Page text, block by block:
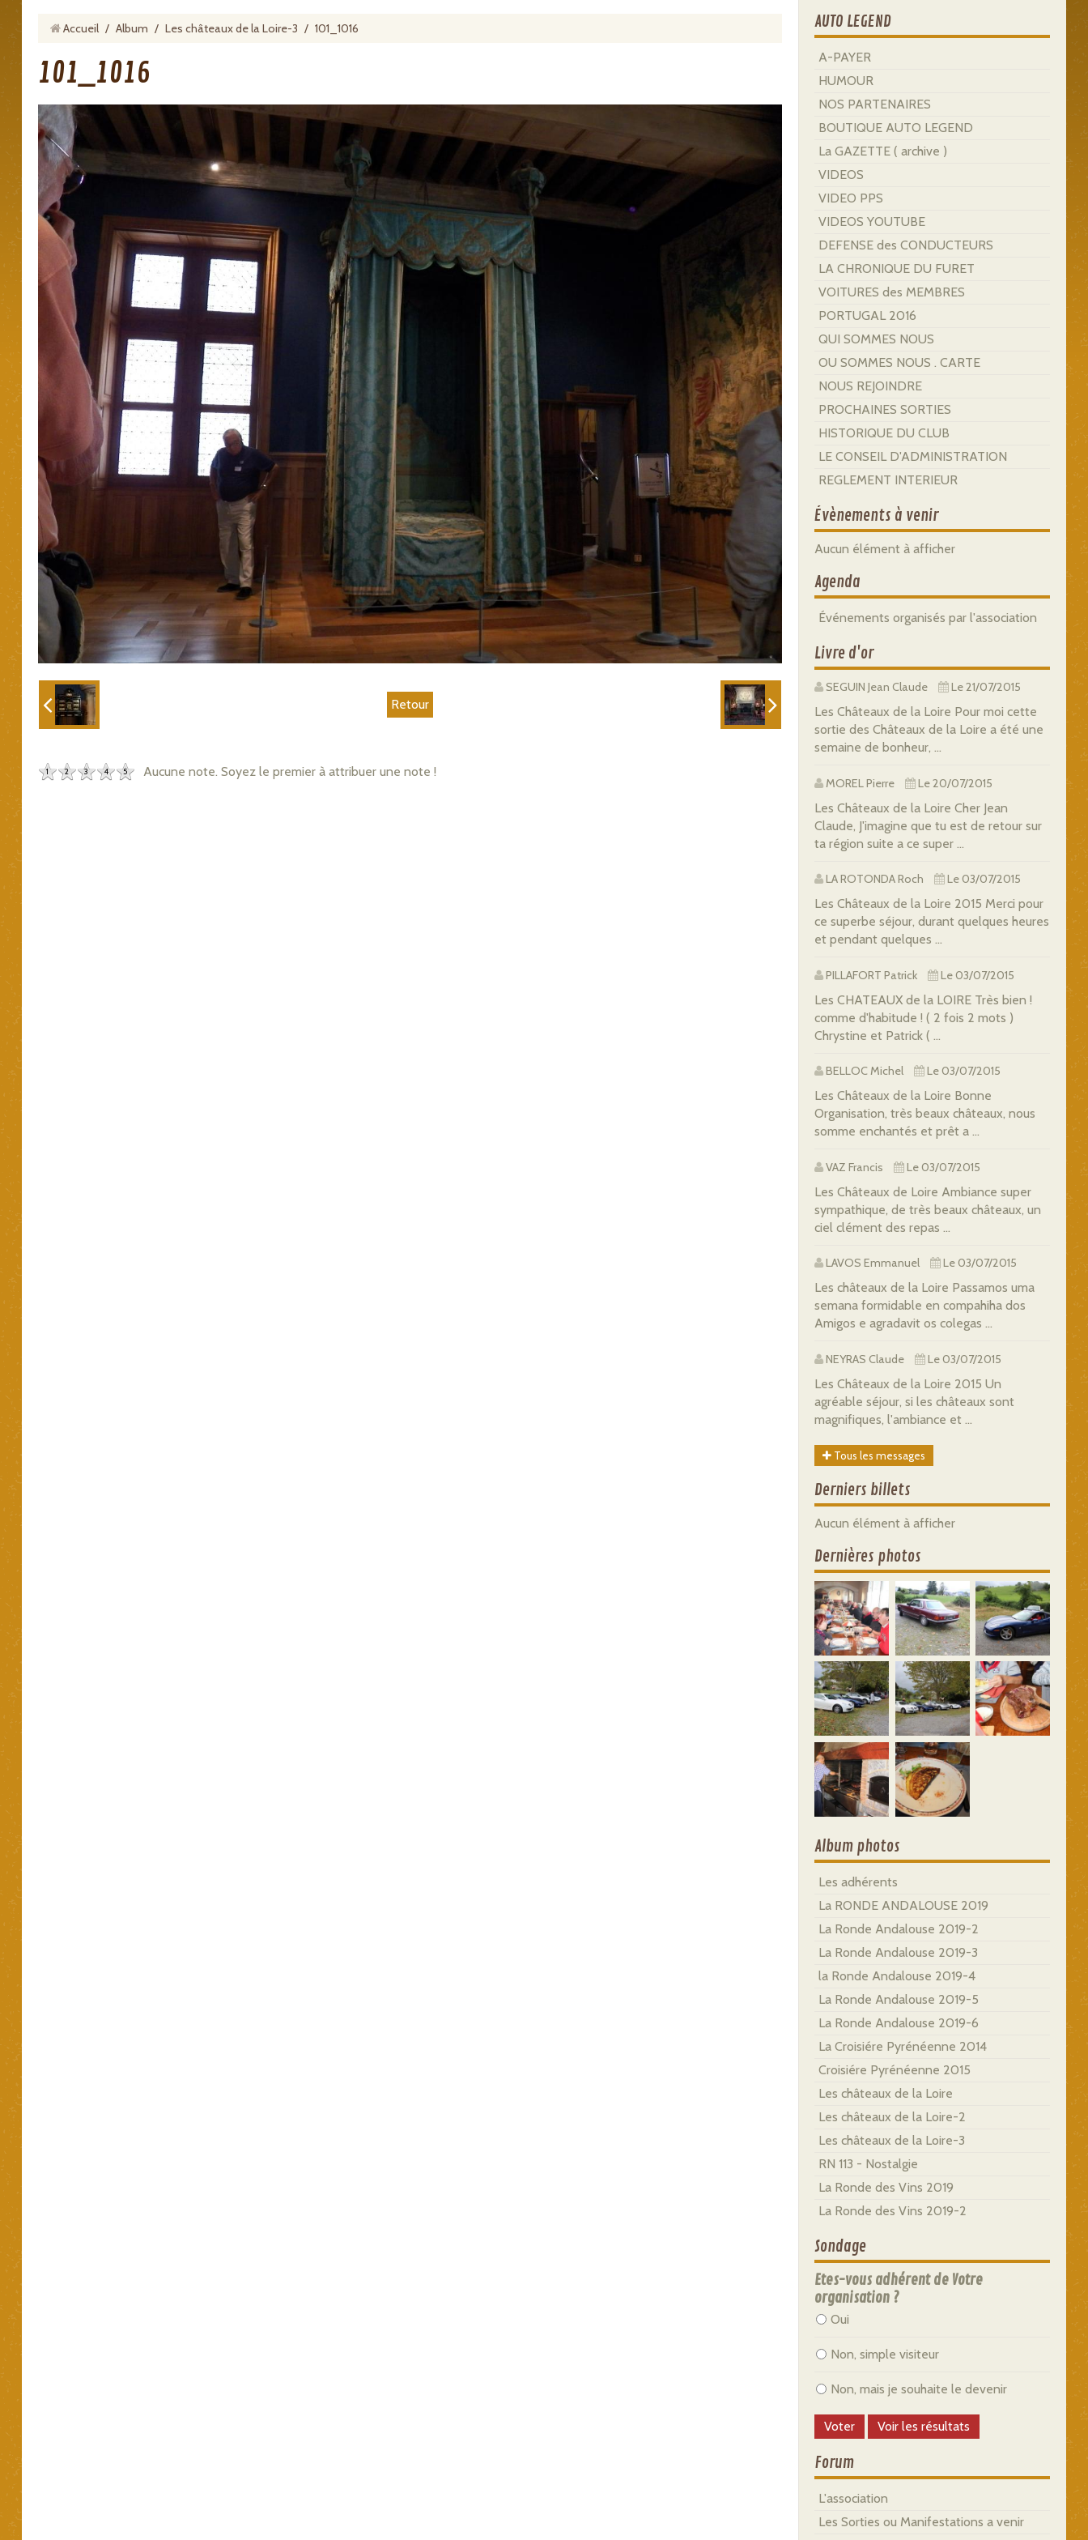
Accueil / Album / Les châteaux de la Loire-3 / 101_1016
101_1016
Retour
1 2 3 4 5 Aucune note. Soyez le premier à attribuer une note !
AUTO LEGEND
A-PAYER
HUMOUR
NOS PARTENAIRES
BOUTIQUE AUTO LEGEND
La GAZETTE ( archive )
VIDEOS
VIDEO PPS
VIDEOS YOUTUBE
DEFENSE des CONDUCTEURS
LA CHRONIQUE DU FURET
VOITURES des MEMBRES
PORTUGAL 2016
QUI SOMMES NOUS
OU SOMMES NOUS . CARTE
NOUS REJOINDRE
PROCHAINES SORTIES
HISTORIQUE DU CLUB
LE CONSEIL D'ADMINISTRATION
REGLEMENT INTERIEUR
Évènements à venir
Aucun élément à afficher
Agenda
Événements organisés par l'association
Livre d'or
SEGUIN Jean Claude Le 21/07/2015
Les Châteaux de la Loire Pour moi cette
sortie des Châteaux de la Loire a été une
semaine de bonheur, ...
MOREL Pierre Le 20/07/2015
Les Châteaux de la Loire Cher Jean
Claude, J'imagine que tu est de retour sur
ta région suite a ce super ...
LA ROTONDA Roch Le 03/07/2015
Les Châteaux de la Loire 2015 Merci pour
ce superbe séjour, durant quelques heures
et pendant quelques ...
PILLAFORT Patrick Le 03/07/2015
Les CHATEAUX de la LOIRE Très bien !
comme d'habitude ! ( 2 fois 2 mots )
Chrystine et Patrick ( ...
BELLOC Michel Le 03/07/2015
Les Châteaux de la Loire Bonne
Organisation, très beaux châteaux, nous
somme enchantés et prêt a ...
VAZ Francis Le 03/07/2015
Les Châteaux de Loire Ambiance super
sympathique, de très beaux châteaux, un
ciel clément des repas ...
LAVOS Emmanuel Le 03/07/2015
Les châteaux de la Loire Passamos uma
semana formidable en compahiha dos
Amigos e agradavit os colegas ...
NEYRAS Claude Le 03/07/2015
Les Châteaux de la Loire 2015 Un
agréable séjour, si les châteaux sont
magnifiques, l'ambiance et ...
Tous les messages
Derniers billets
Aucun élément à afficher
Dernières photos
Album photos
Les adhérents
La RONDE ANDALOUSE 2019
La Ronde Andalouse 2019-2
La Ronde Andalouse 2019-3
la Ronde Andalouse 2019-4
La Ronde Andalouse 2019-5
La Ronde Andalouse 2019-6
La Croisiére Pyrénéenne 2014
Croisiére Pyrénéenne 2015
Les châteaux de la Loire
Les châteaux de la Loire-2
Les châteaux de la Loire-3
RN 113 - Nostalgie
La Ronde des Vins 2019
La Ronde des Vins 2019-2
Sondage
Etes-vous adhérent de Votre
organisation ?
Oui
Non, simple visiteur
Non, mais je souhaite le devenir
Forum
L'association
Les Sorties ou Manifestations a venir